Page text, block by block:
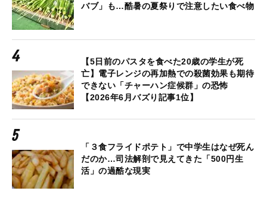
バブ」も…酷暑の夏祭りで注意したい食べ物
【5日前のパスタを食べた20歳の学生が死
亡】電子レンジの再加熱での殺菌効果も期待
できない「チャーハン症候群」の恐怖
【2026年6月バズり記事1位】
「３食フライドポテト」で中学生はなぜ死ん
だのか…司法解剖で見えてきた「500円生
活」の過酷な現実